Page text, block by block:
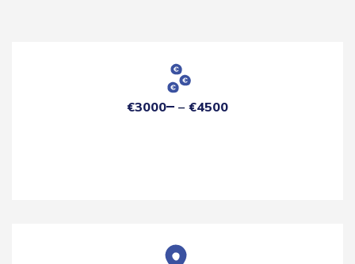
€3000 €4500